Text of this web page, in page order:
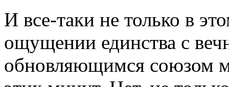
И все-таки не только в
ощущении единства с
обновляющимся союзом